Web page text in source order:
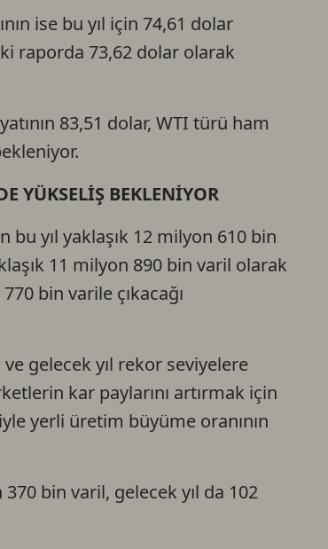
ise bu yıl için 74,61 dolar
raporda 73,62 dolar olarak
83,51 dolar, WTI türü ham
YÜKSELİŞ BEKLENİYOR
yıl yaklaşık 12 milyon 610 bin
11 milyon 890 bin varil olarak
bin varile çıkacağı
gelecek yıl rekor seviyelere
kar paylarını artırmak için
yerli üretim büyüme oranının
bin varil, gelecek yıl da 102